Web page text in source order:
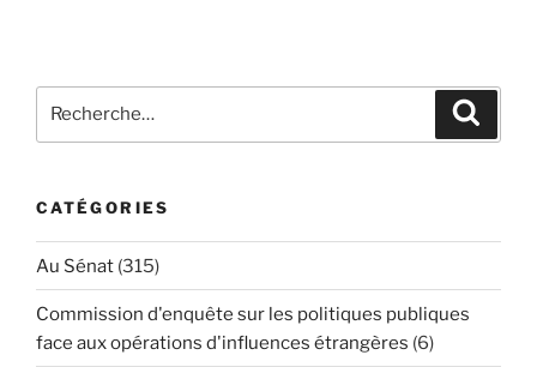
CATÉGORIES
Au Sénat (315)
Commission d'enquête sur les politiques publiques
face aux opérations d'influences étrangères (6)